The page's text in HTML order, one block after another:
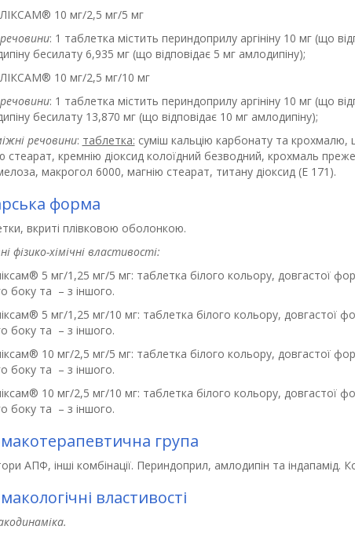
® 10 мг/2,5 мг/5 мг
: 1 таблетка містить периндоприлу аргініну 10 мг (що
бесилату 6,935 мг (що відповідає 5 мг амлодипіну);
® 10 мг/2,5 мг/10 мг
: 1 таблетка містить периндоприлу аргініну 10 мг (що
бесилату 13,870 мг (що відповідає 10 мг амлодипіну);
речовини: таблетка: суміш кальцію карбонату та крохмалю,
стеарат, кремнію діоксид колоїдний безводний, крохмаль
макрогол 6000, магнію стеарат, титану діоксид (E 171).
форма
вкриті плівковою оболонкою.
фізико-хімічні властивості:
® 5 мг/1,25 мг/5 мг: таблетка білого кольору, довгастої
боку та – з іншого.
® 5 мг/1,25 мг/10 мг: таблетка білого кольору, довгастої
боку та – з іншого.
® 10 мг/2,5 мг/5 мг: таблетка білого кольору, довгастої
боку та – з іншого.
® 10 мг/2,5 мг/10 мг: таблетка білого кольору, довгастої
боку та – з іншого.
група
АПФ, інші комбінації. Периндоприл, амлодипін та індапамід.
властивості